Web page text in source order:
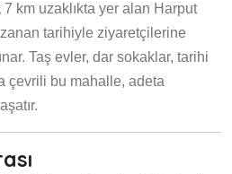
km uzaklıkta yer alan Harput
tarihiyle ziyaretçilerine
Taş evler, dar sokaklar, tarihi
çevrili bu mahalle, adeta